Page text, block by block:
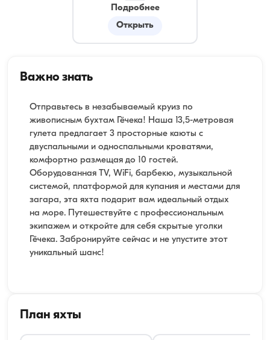
Подробнее
Открыть
Важно знать
Отправьтесь в незабываемый круиз по
живописным бухтам Гёчека! Наша 13,5-метровая
гулета предлагает 3 просторные каюты с
двуспальными и односпальными кроватями,
комфортно размещая до 10 гостей.
Оборудованная TV, WiFi, барбекю, музыкальной
системой, платформой для купания и местами для
загара, эта яхта подарит вам идеальный отдых
на море. Путешествуйте с профессиональным
экипажем и откройте для себя скрытые уголки
Гёчека. Забронируйте сейчас и не упустите этот
уникальный шанс!
План яхты